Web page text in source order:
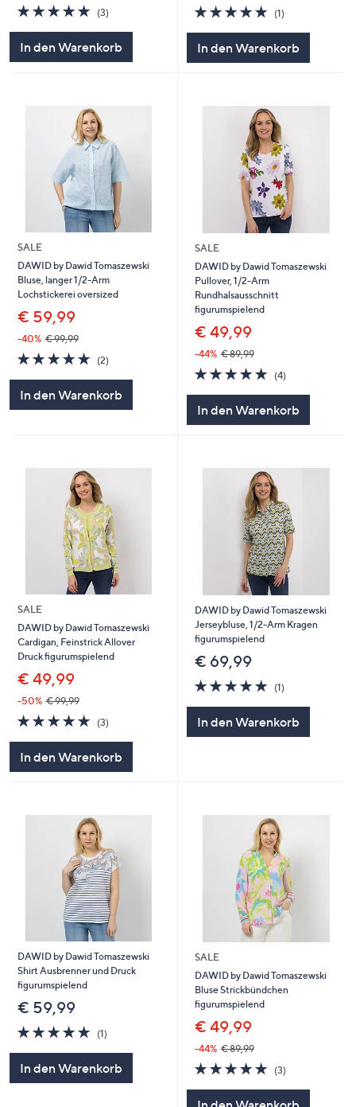
5.0
von
(3)
In den Warenkorb
5.0
von
5
(1)
In den Warenkorb
SALE
DAWID by Dawid Tomaszewski
Bluse, langer 1/2-Arm
Lochstickerei oversized
€ 59,99
-40% € 99,99
5.0
von
(2)
In den Warenkorb
SALE
DAWID by Dawid Tomaszewski
Pullover, 1/2-Arm
Rundhalsausschnitt
figurumspielend
€ 49,99
-44% € 89,99
5.0
von
5
(4)
In den Warenkorb
SALE
DAWID by Dawid Tomaszewski
Cardigan, Feinstrick Allover
Druck figurumspielend
€ 49,99
-50% € 99,99
5.0
von
(3)
In den Warenkorb
DAWID by Dawid Tomaszewski
Jerseybluse, 1/2-Arm Kragen
figurumspielend
€ 69,99
5.0
von
5
(1)
In den Warenkorb
DAWID by Dawid Tomaszewski
Shirt Ausbrenner und Druck
figurumspielend
€ 59,99
5.0
von
(1)
In den Warenkorb
SALE
DAWID by Dawid Tomaszewski
Bluse Strickbündchen
figurumspielend
€ 49,99
-44% € 89,99
5.0
von
(3)